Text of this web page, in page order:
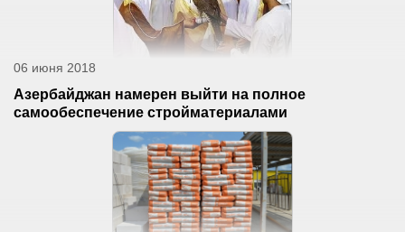
06 июня 2018
Азербайджан намерен выйти на полное
самообеспечение стройматериалами